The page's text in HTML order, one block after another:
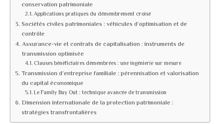
conservation patrimoniale
Applications pratiques du démembrement croisé
Sociétés civiles patrimoniales : véhicules d’optimisation et de
contrôle
Assurance-vie et contrats de capitalisation : instruments de
transmission optimisée
Clauses bénéficiaires démembrées : une ingénierie sur mesure
Transmission d’entreprise familiale : pérennisation et valorisation
du capital économique
Le Family Buy Out : technique avancée de transmission
Dimension internationale de la protection patrimoniale :
stratégies transfrontalières